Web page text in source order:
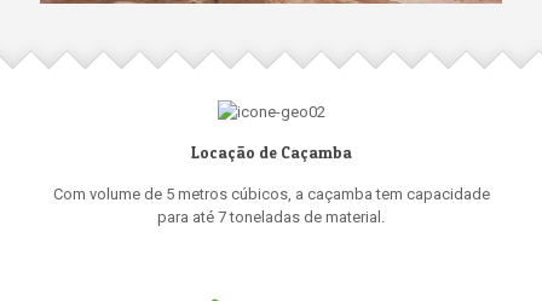
Locação de Caçamba
Com volume de 5 metros cúbicos, a caçamba tem capacidade
para até 7 toneladas de material.